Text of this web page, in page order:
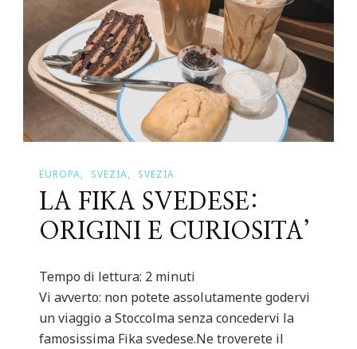
EUROPA SVEZIA SVEZIA
LA FIKA SVEDESE:
ORIGINI E CURIOSITA’
Tempo di lettura: 2 minuti
Vi avverto: non potete assolutamente godervi
un viaggio a Stoccolma senza concedervi la
famosissima Fika svedese.Ne troverete il